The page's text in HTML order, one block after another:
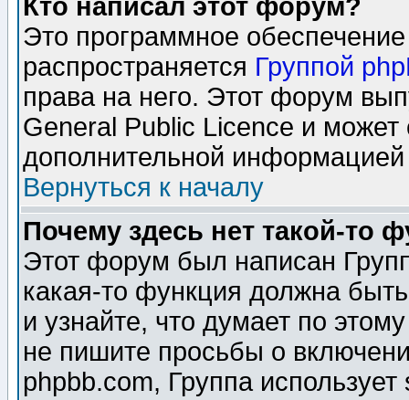
Кто написал этот форум?
Это программное
распространяется Группой
права на него. Этот форум
General Public Licence и может
дополнительной
Вернуться к началу
Почему здесь нет такой-то
Этот форум был написан
какая-то функция должна
и узнайте, что думает по
не пишите просьбы о
phpbb.com, Группа